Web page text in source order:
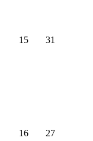
15 31
16 27